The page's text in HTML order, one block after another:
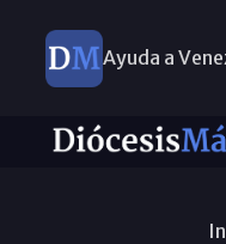
Ayuda a